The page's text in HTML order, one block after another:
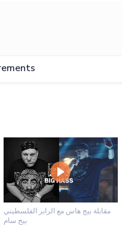
مقابلة بيج هاس مع الرابر الفلسطيني
بيج سام